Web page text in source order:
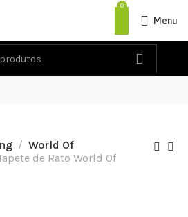
0
Menu
World Of
de Rato World Of